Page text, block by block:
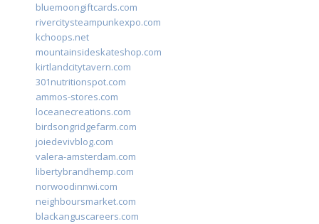
bluemoongiftcards.com
rivercitysteampunkexpo.com
kchoops.net
mountainsideskateshop.com
kirtlandcitytavern.com
301nutritionspot.com
ammos-stores.com
loceanecreations.com
birdsongridgefarm.com
joiedevivblog.com
valera-amsterdam.com
libertybrandhemp.com
norwoodinnwi.com
neighboursmarket.com
blackanguscareers.com